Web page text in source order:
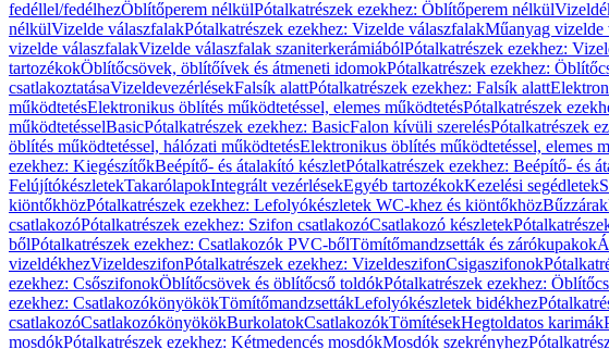
fedéllel/fedélhezÖblítőperem nélkülPótalkatrészek ezekhez: Öblítőperem nélkül
nélkülVizelde válaszfalakPótalkatrészek ezekhez: Vizelde válaszfalakMűanyag vizelde
vizelde válaszfalakVizelde válaszfalak szaniterkerámiábólPótalkatrészek ezekhez:
tartozékokÖblítőcsövek, öblítőívek és átmeneti idomokPótalkatrészek ezekhez:
csatlakoztatásaVizeldevezérlésekFalsík alattPótalkatrészek ezekhez: Falsík alatt
működtetésElektronikus öblítés működtetéssel, elemes működtetésPótalkatrészek
működtetésselBasicPótalkatrészek ezekhez: BasicFalon kívüli szerelésPótalkatrészek
öblítés működtetéssel, hálózati működtetésElektronikus öblítés működtetéssel, elemes
ezekhez: KiegészítőkBeépítő- és átalakító készletPótalkatrészek ezekhez: Beépítő- és
FelújítókészletekTakarólapokIntegrált vezérlésekEgyéb tartozékokKezelési segédletek
kiöntőkhözPótalkatrészek ezekhez: Lefolyókészletek WC-khez és kiöntőkhözBűzzárak
csatlakozóPótalkatrészek ezekhez: Szifon csatlakozóCsatlakozó készletek
bőlPótalkatrészek ezekhez: Csatlakozók PVC-bőlTömítőmandzsetták és zárókupakok
vizeldékhezVizeldeszifonPótalkatrészek ezekhez: VizeldeszifonCsigaszifonok
ezekhez: CsőszifonokÖblítőcsövek és öblítőcső toldókPótalkatrészek ezekhez:
ezekhez: CsatlakozókönyökökTömítőmandzsettákLefolyókészletek bidékhez
csatlakozóCsatlakozókönyökökBurkolatokCsatlakozókTömítésekHegtoldatos karimák
mosdókPótalkatrészek ezekhez: Kétmedencés mosdókMosdók szekrényhez